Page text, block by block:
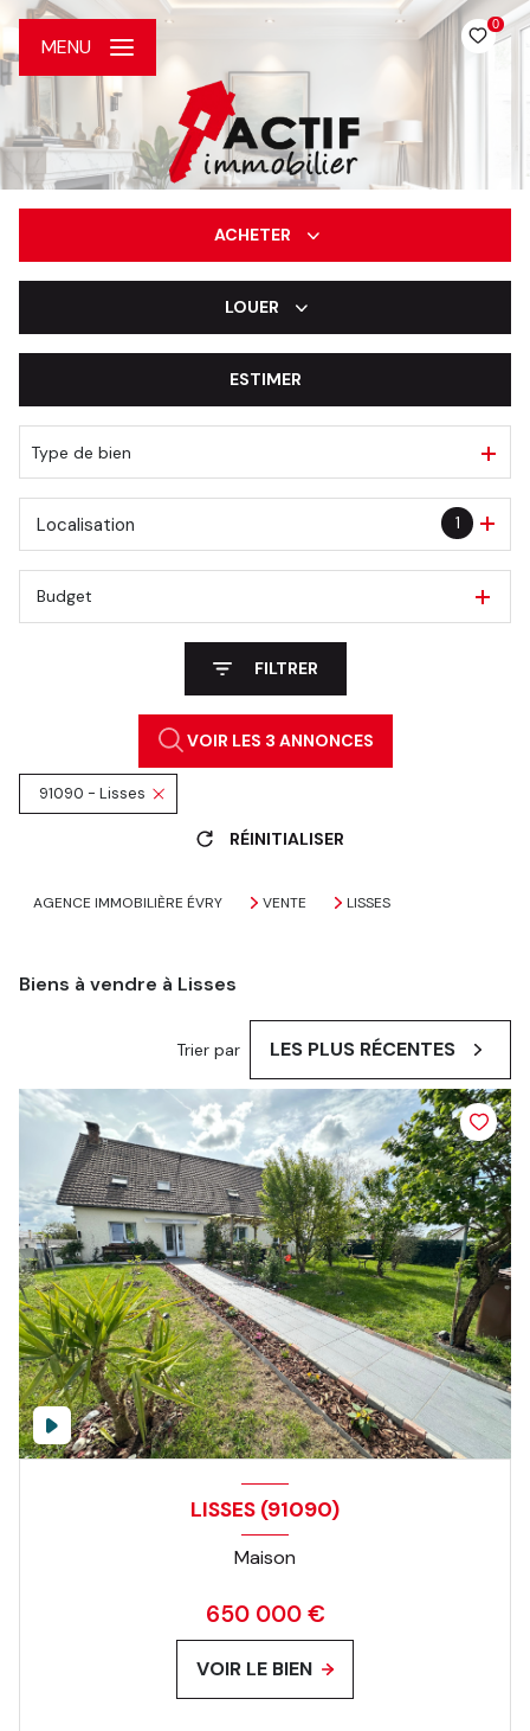
0
MENU
ACHETER
De l'immo pro
LOUER
De l'immo pro
ESTIMER
Type de bien
1
Localisation
Budget
FILTRER
VOIR LES 3 ANNONCES
91090 - Lisses
RÉINITIALISER
AGENCE IMMOBILIÈRE ÉVRY VENTE LISSES
Biens à vendre à Lisses
Trier par LES PLUS RÉCENTES
LISSES (91090)
Maison
650 000 €
VOIR LE BIEN